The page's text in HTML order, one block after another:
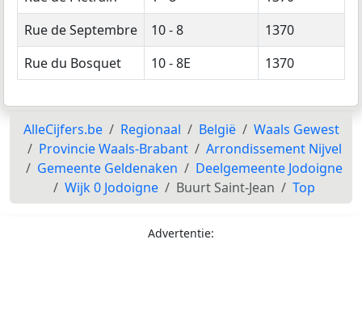
Rue de Septembre
10 - 8
1370
Rue du Bosquet
10 - 8E 1370
AlleCijfers.be Regionaal België
Waals Gewest
Provincie Waals-Brabant
Arrondissement Nijvel
Gemeente Geldenaken
Deelgemeente Jodoigne
Wijk 0 Jodoigne
Buurt Saint-Jean Top
Advertentie: